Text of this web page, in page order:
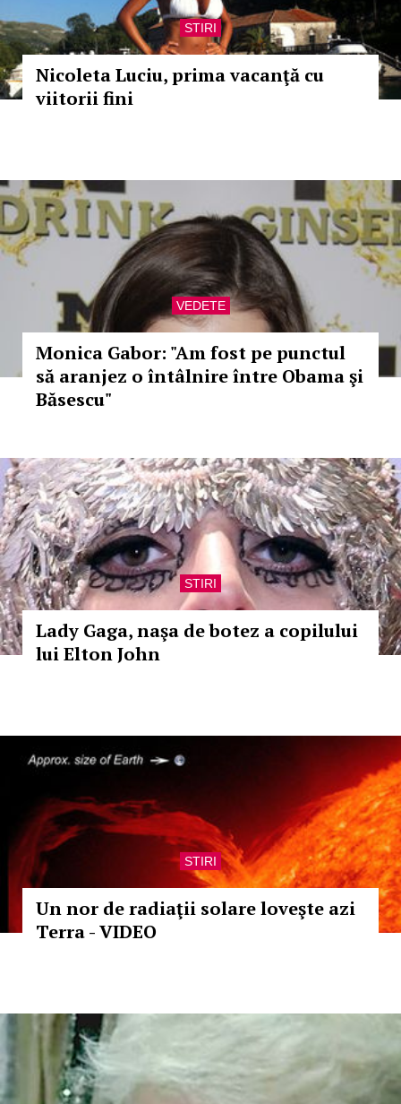
STIRI
Nicoleta Luciu, prima vacanţă cu
viitorii fini
VEDETE
Monica Gabor: "Am fost pe punctul
să aranjez o întâlnire între Obama şi
Băsescu"
STIRI
Lady Gaga, naşa de botez a copilului
lui Elton John
STIRI
Un nor de radiaţii solare loveşte azi
Terra - VIDEO